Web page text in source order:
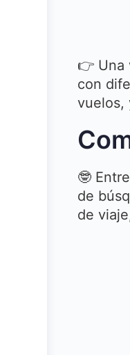
👉 Una
con
vuelos,
🤓
de
de